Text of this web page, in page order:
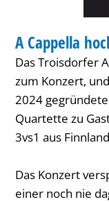
KATEGORIE:
A Cappella
Das Troisdorfer
zum Konzert,
2024
Quartette zu
3vs1 aus
Das Konzert
einer noch nie